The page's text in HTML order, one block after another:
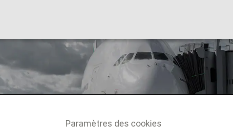
Paramètres des cookies